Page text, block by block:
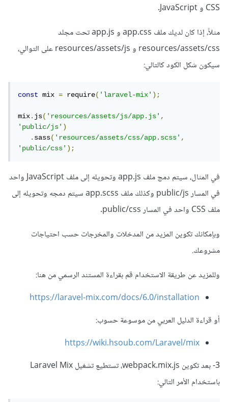
CSS و JavaScript.
مثلاً، إذا كان لديك ملف app.css و app.js تحت مجلد
resources/assets/css و resources/assets/js على التوالي،
سيكون شكل الكود كالتالي:
const mix = require('laravel-mix');
mix.js('resources/assets/js/app.js',
'public/js')
.sass('resources/assets/css/app.scss',
'public/css');
في المثال، سيتم دمج ملف app.js وتحويله إلى ملف JavaScript واحد
في المسار public/js وكذلك ملف app.scss سيتم دمجه وتحويله إلى
ملف CSS واحد في المسار public/css.
وبإمكانك تكوين المزيد من المدخلات والمخرجات حسب احتياجات
مشروعك.
وللمزيد عن طريقة الاستخدام قم بقراءة المستند الرسمي من هنا:
https://laravel-mix.com/docs/6.0/installation
أو قراءة الدليل العربي من موسوعة حسوب:
https://wiki.hsoub.com/Laravel/mix
3- بعد تكوين webpack.mix.js، تستطيع تشغيل Laravel Mix
باستخدام الأمر التالي: